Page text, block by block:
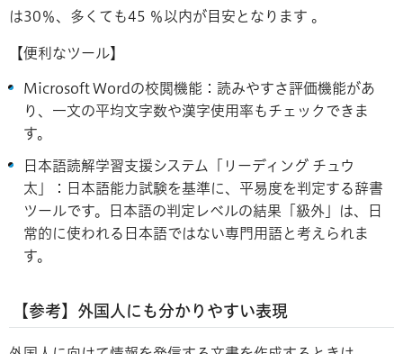
は30％、多くても45 ％以内が目安となります 。
【便利なツール】
Microsoft Wordの校閲機能：読みやすさ評価機能があ
り、一文の平均文字数や漢字使用率もチェックできま
す。
日本語読解学習支援システム「リーディング チュウ
太」：日本語能力試験を基準に、平易度を判定する辞書
ツールです。日本語の判定レベルの結果「級外」は、日
常的に使われる日本語ではない専門用語と考えられま
す。
【参考】外国人にも分かりやすい表現